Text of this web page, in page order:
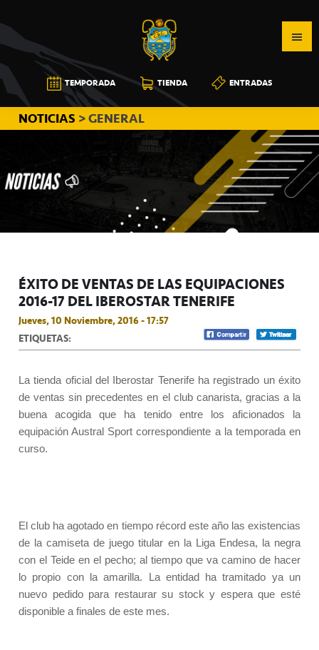
a
la
navegación
principal
al
contenido
principal
a
la
barra
lateral
principal
CB
CANARIAS
TEMPORADA TIENDA ENTRADAS
NOTICIAS > GENERAL
ÉXITO DE VENTAS DE LAS EQUIPACIONES
2016-17 DEL IBEROSTAR TENERIFE
Jueves, 10 Noviembre, 2016 - 17:57
ETIQUETAS:
La tienda oficial del Iberostar Tenerife ha registrado un éxito
de ventas sin precedentes en el club canarista, gracias a la
buena acogida que ha tenido entre los aficionados la
equipación Austral Sport correspondiente a la temporada en
curso.
El club ha agotado en tiempo récord este año las existencias
de la camiseta de juego titular en la Liga Endesa, la negra
con el Teide en el pecho; al tiempo que va camino de hacer
lo propio con la amarilla. La entidad ha tramitado ya un
nuevo pedido para restaurar su stock y espera que esté
disponible a finales de este mes.